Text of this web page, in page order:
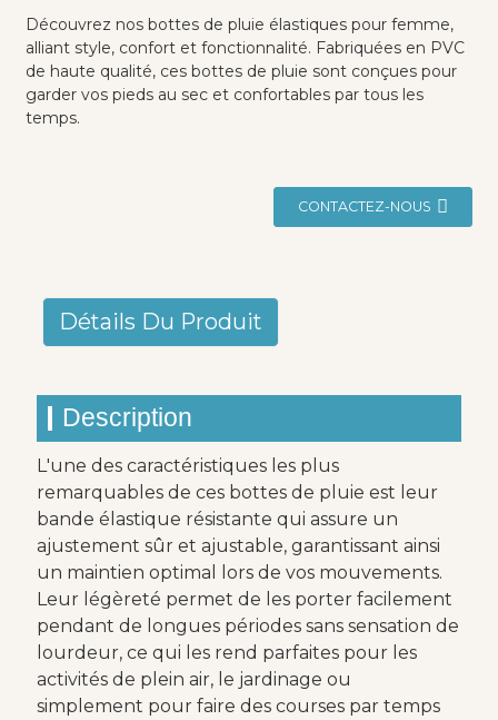
Découvrez nos bottes de pluie élastiques pour femme,
alliant style, confort et fonctionnalité. Fabriquées en PVC
de haute qualité, ces bottes de pluie sont conçues pour
garder vos pieds au sec et confortables par tous les
temps.
CONTACTEZ-NOUS
Détails Du Produit
Description
L'une des caractéristiques les plus
remarquables de ces bottes de pluie est leur
bande élastique résistante qui assure un
ajustement sûr et ajustable, garantissant ainsi
un maintien optimal lors de vos mouvements.
Leur légèreté permet de les porter facilement
pendant de longues périodes sans sensation de
lourdeur, ce qui les rend parfaites pour les
activités de plein air, le jardinage ou
simplement pour faire des courses par temps